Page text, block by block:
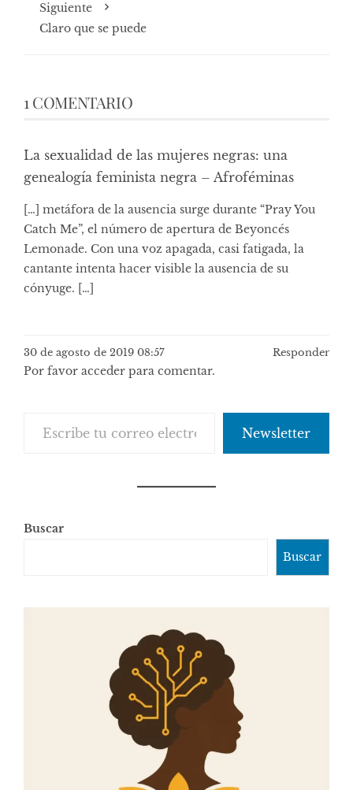
Siguiente
Claro que se puede
1 COMENTARIO
La sexualidad de las mujeres negras: una
genealogía feminista negra – Afroféminas
[…] metáfora de la ausencia surge durante “Pray You
Catch Me”, el número de apertura de Beyoncés
Lemonade. Con una voz apagada, casi fatigada, la
cantante intenta hacer visible la ausencia de su
cónyuge. […]
30 de agosto de 2019 08:57 Responder
Por favor acceder para comentar.
Newsletter
Buscar
Buscar